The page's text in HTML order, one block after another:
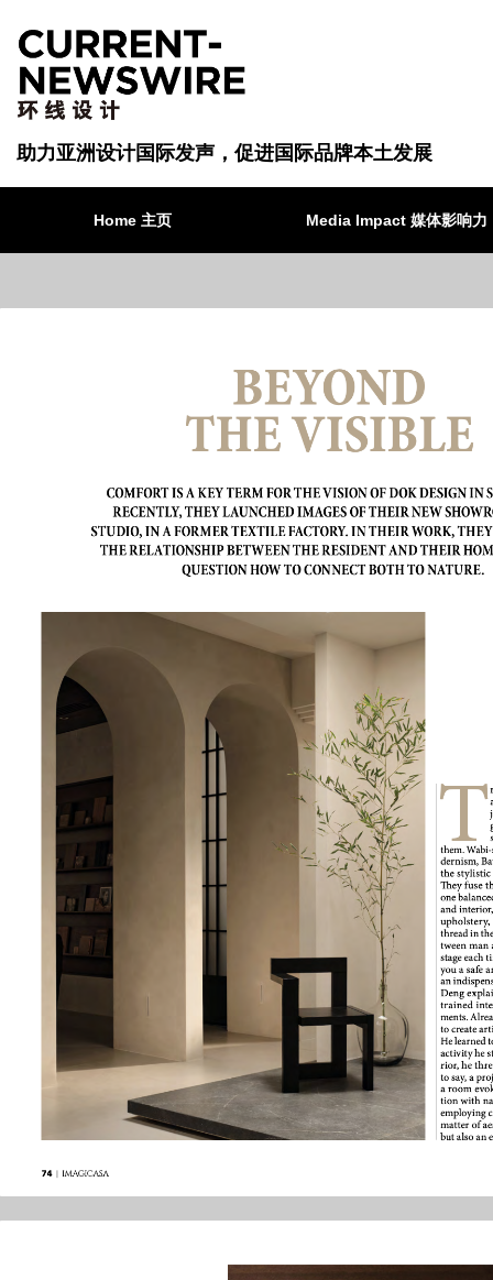
Home 主页 Media Impact 媒体影响力
助力亚洲设计国际发声，促进国际品牌本土发展